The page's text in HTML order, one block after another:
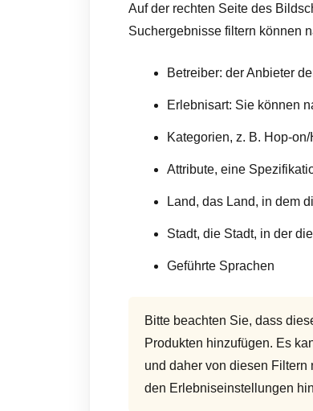
Auf der rechten Seite des
Suchergebnisse filtern können
Betreiber: der Anbieter
Erlebnisart: Sie können
Kategorien, z. B. Hop-
Attribute, eine
Land, das Land, in dem
Stadt, die Stadt, in der
Geführte Sprachen
Bitte beachten Sie, dass
Produkten hinzufügen. Es
und daher von diesen
den Erlebniseinstellungen